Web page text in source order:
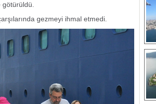
gezmeyi ihmal etmedi.